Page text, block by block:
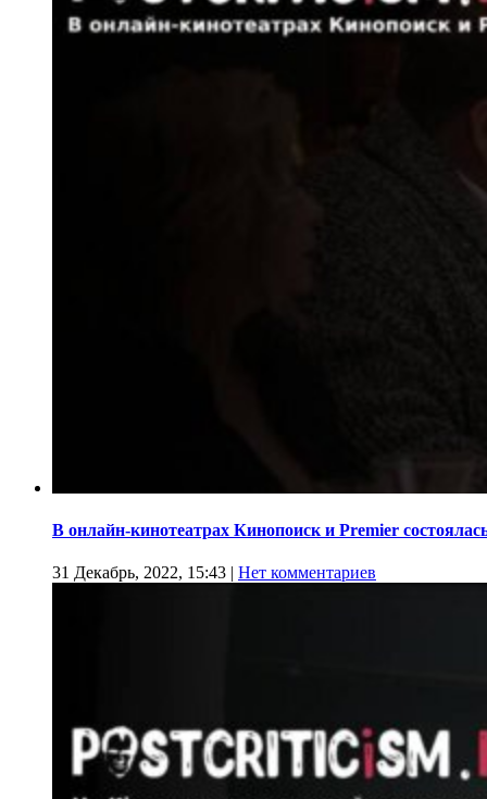
В онлайн-кинотеатрах Кинопоиск и Premier
31 Декабрь, 2022, 15:43 | Нет комментариев